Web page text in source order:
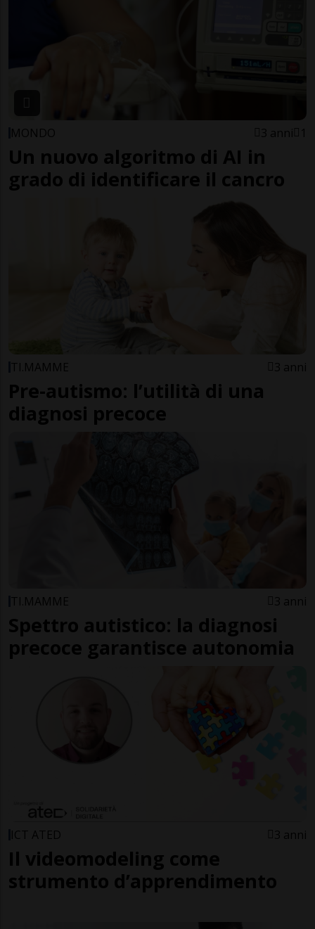
MONDO 3 anni 1
Un nuovo algoritmo di AI in
grado di identificare il cancro
TI.MAMME 3 anni
Pre-autismo: l’utilità di una
diagnosi precoce
TI.MAMME 3 anni
Spettro autistico: la diagnosi
precoce garantisce autonomia
ICT ATED 3 anni
Il videomodeling come
strumento d’apprendimento